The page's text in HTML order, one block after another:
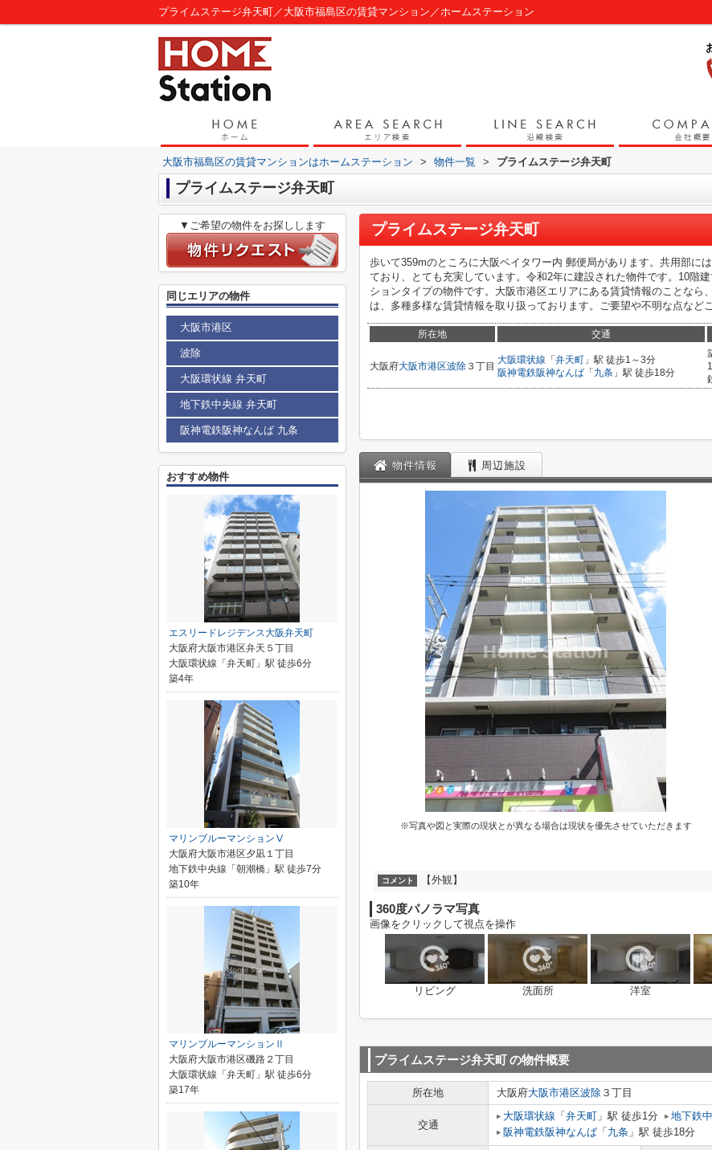
プライムステージ弁天町／大阪市福島区の賃貸マンション／ホームステーション
大阪市福島区の賃貸マンションはホームステーション > 物件一覧 > プライムステージ弁天町
プライムステージ弁天町
プライムステージ弁天町
歩いて359mのところに大阪ベイタワー内 郵便局があります。共用部に
ており、とても充実しています。令和2年に建設された物件です。10階
ションタイプの物件です。大阪市港区エリアにある賃貸情報のことなら
は、多種多様な賃貸情報を取り扱っております。ご要望や不明な点など
所在地 交通
大阪府大阪市港区波除 ３丁目
大阪環状線 「 弁天町 」駅 徒歩1～3分
阪神電鉄阪神なんば 「 九条 」駅 徒歩18分
物件情報 周辺施設
※写真や図と実際の現状とが異なる場合は現状を優先させていただきます
コメント 【外観】
360度パノラマ写真
画像をクリックして視点を操作
リビング 洗面所 洋室
プライムステージ弁天町の物件概要
所在地 大阪府大阪市港区波除 ３丁目
交通
大阪環状線 「 弁天町 」駅 徒歩1分 地下鉄
阪神電鉄阪神なんば 「 九条 」駅 徒歩18分
▼ご希望の物件をお探しします
同じエリアの物件
大阪市港区
波除
大阪環状線 弁天町
地下鉄中央線 弁天町
阪神電鉄阪神なんば 九条
おすすめ物件
エスリードレジデンス大阪弁天町
大阪府大阪市港区弁天５丁目
大阪環状線「弁天町」駅 徒歩6分
築4年
マリンブルーマンションⅤ
大阪府大阪市港区夕凪１丁目
地下鉄中央線「朝潮橋」駅 徒歩7分
築10年
マリンブルーマンションⅡ
大阪府大阪市港区磯路２丁目
大阪環状線「弁天町」駅 徒歩6分
築17年